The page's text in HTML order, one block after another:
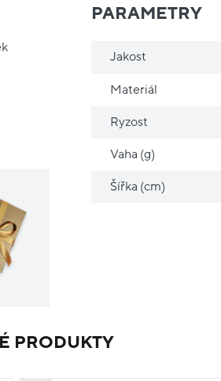
PARAMETRY
Jakost
Materiál
Ryzost
Vaha (g)
Šířka (cm)
PRODUKTY